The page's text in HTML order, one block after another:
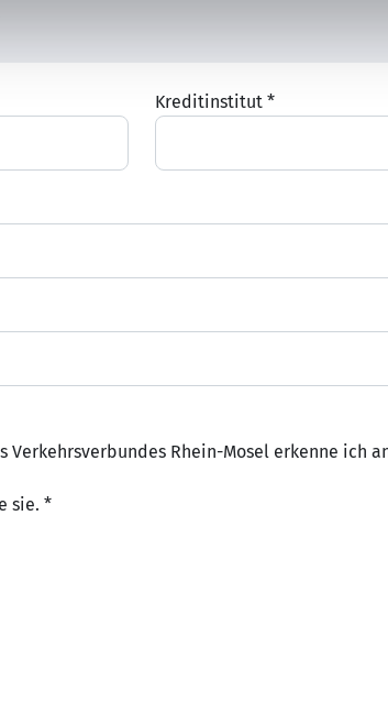
Kreditinstitut *
Verkehrsverbundes Rhein-Mosel erkenne ich
sie. *